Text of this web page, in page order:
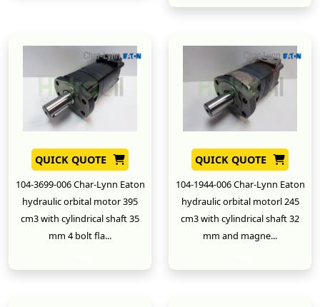
QUICK QUOTE
104-3699-006 Char-Lynn Eaton
hydraulic orbital motor 395
cm3 with cylindrical shaft 35
mm 4 bolt fla...
QUICK QUOTE
104-1944-006 Char-Lynn Eaton
hydraulic orbital motorl 245
cm3 with cylindrical shaft 32
mm and magne...